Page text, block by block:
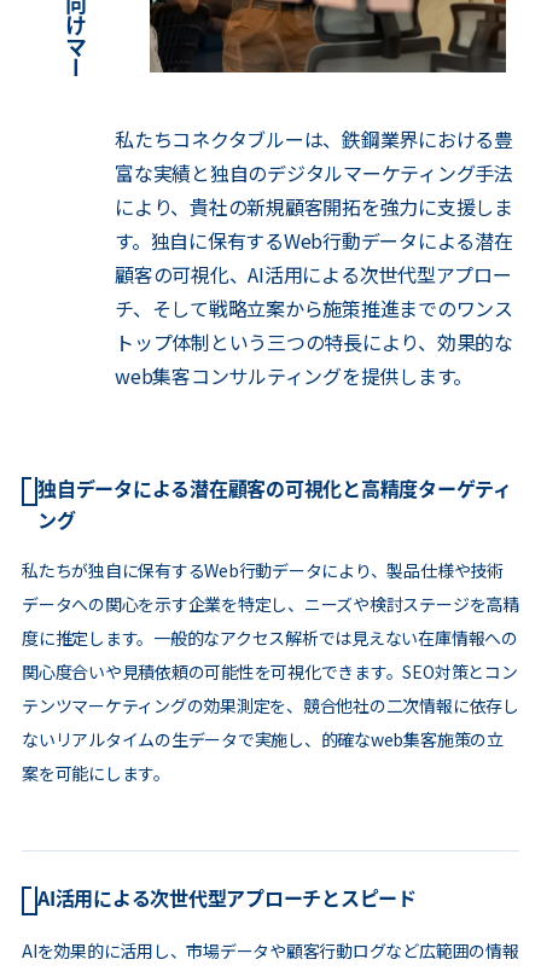
私たちコネクタブルーは、鉄鋼業界における豊
富な実績と独自のデジタルマーケティング手法
により、貴社の新規顧客開拓を強力に支援しま
す。独自に保有するWeb行動データによる潜在
顧客の可視化、AI活用による次世代型アプロー
チ、そして戦略立案から施策推進までのワンス
トップ体制という三つの特長により、効果的な
web集客コンサルティングを提供します。
独自データによる潜在顧客の可視化と高精度ターゲティ
ング
私たちが独自に保有するWeb行動データにより、製品仕様や技術
データへの関心を示す企業を特定し、ニーズや検討ステージを高精
度に推定します。一般的なアクセス解析では見えない在庫情報への
関心度合いや見積依頼の可能性を可視化できます。SEO対策とコン
テンツマーケティングの効果測定を、競合他社の二次情報に依存し
ないリアルタイムの生データで実施し、的確なweb集客施策の立
案を可能にします。
AI活用による次世代型アプローチとスピード
AIを効果的に活用し、市場データや顧客行動ログなど広範囲の情報